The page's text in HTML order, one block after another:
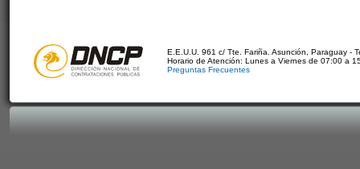
E.E.U.U. 961 c/ Tte. Fariña. Asunción, Paraguay -
Horario de Atención: Lunes a Viernes de 07:00 a
Preguntas Frecuentes